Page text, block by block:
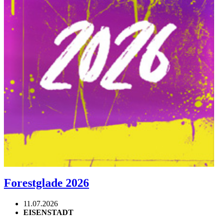
Forestglade 2026
11.07.2026
EISENSTADT